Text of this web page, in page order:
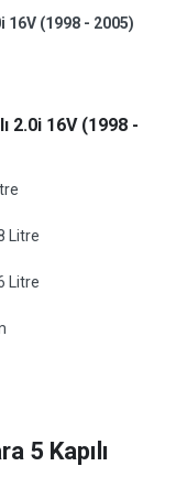
16V (1998 - 2005)
2.0i 16V (1998 -
Litre
Litre
5 Kapılı